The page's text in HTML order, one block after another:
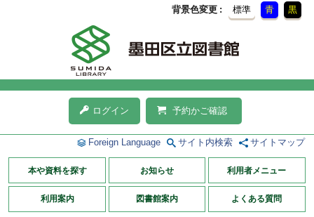
背景色変更 標準 青 黒
ログイン 予約かご確認
Foreign Language サイト内検索 サイトマップ
本や資料を探す お知らせ 利用者メニュー
利用案内 図書館案内 よくある質問